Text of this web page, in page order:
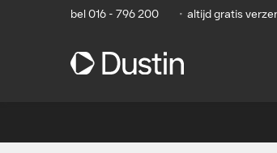
bel 016 - 796 200 • altijd gratis